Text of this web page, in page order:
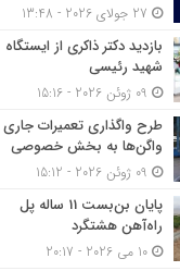
بازدید دکتر ذاکری از ایستگاه
شهید رئیسی
طرح واگذاری تعمیرات جاری
واگن‌ها به بخش خصوصی
پایان بن‌بست 11 ساله پل
راه‌آهن هشتگرد